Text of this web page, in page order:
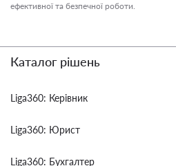
ефективної та безпечної роботи.
Каталог рішень
Liga360: Керівник
Liga360: Юрист
Liga360: Бухгалтер